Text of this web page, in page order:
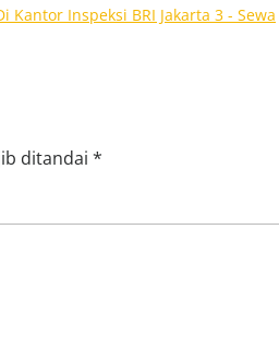
Kantor Inspeksi BRI Jakarta 3 - Sewa
ditandai *